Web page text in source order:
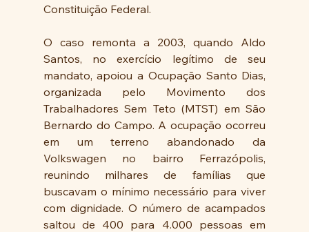
Constituição Federal.
O caso remonta a 2003, quando Aldo
Santos, no exercício legítimo de seu
mandato, apoiou a Ocupação Santo Dias,
organizada pelo Movimento dos
Trabalhadores Sem Teto (MTST) em São
Bernardo do Campo. A ocupação ocorreu
em um terreno abandonado da
Volkswagen no bairro Ferrazópolis,
reunindo milhares de famílias que
buscavam o mínimo necessário para viver
com dignidade. O número de acampados
saltou de 400 para 4.000 pessoas em